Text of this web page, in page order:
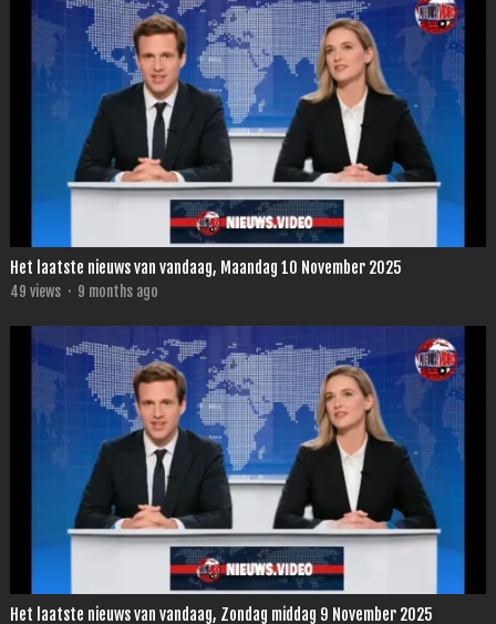
Het laatste nieuws van vandaag, Maandag 10 November 2025
49 views · 9 months ago
Het laatste nieuws van vandaag, Zondag middag 9 November 2025